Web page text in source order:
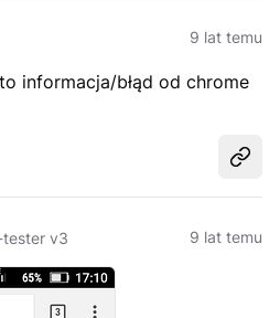
9 lat temu
informacja/błąd od chrome
v3 9 lat temu